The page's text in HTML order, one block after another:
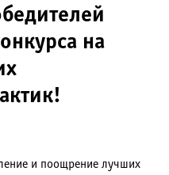
на
и поощрение лучших